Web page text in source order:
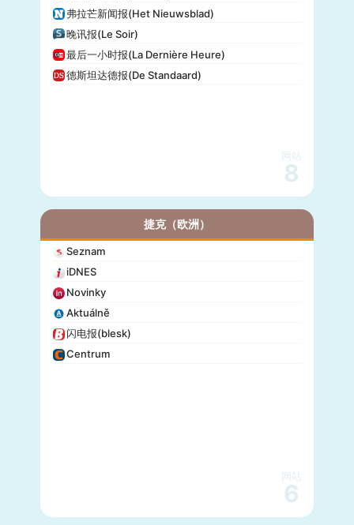
弗拉芒新闻报(Het Nieuwsblad)
晚讯报(Le Soir)
最后一小时报(La Dernière Heure)
德斯坦达德报(De Standaard)
网站
8
捷克（欧洲）
Seznam
iDNES
Novinky
Aktuálně
闪电报(blesk)
Centrum
网站
6